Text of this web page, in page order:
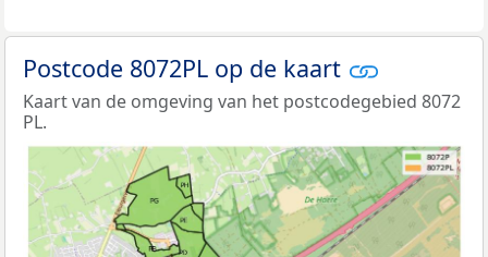
Postcode 8072PL op de kaart
Kaart van de omgeving van het postcodegebied 8072
PL.